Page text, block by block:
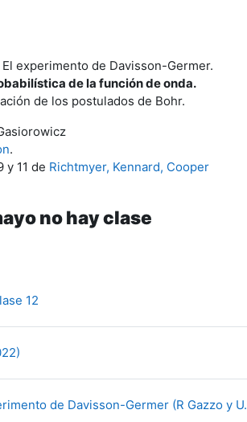
experimento de Davisson-Germer.
de la función de onda.
de los postulados de Bohr.
.
y 11 de Richtmyer, Kennard, Cooper
no hay clase
12
URL
de Davisson-Germer (R Gazzo y